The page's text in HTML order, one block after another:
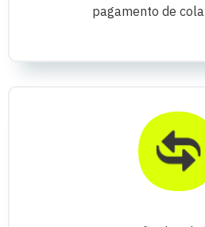
pagamento de